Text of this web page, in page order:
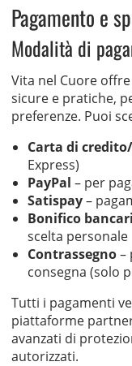
Pagamento e
Modalità di
Vita nel Cuore
sicure e pratiche,
preferenze. Puoi
Carta di
Express)
PayPal – per
Satispay–
Bonifico
scelta personale
Contrassegno–
consegna (solo
Tutti i pagamenti
piattaforme
avanzati di
autorizzati.